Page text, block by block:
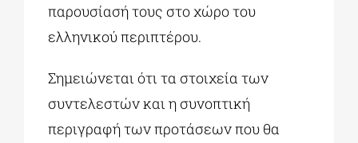
παρουσίασή τους στο χώρο του
ελληνικού περιπτέρου.
Σημειώνεται ότι τα στοιχεία των
συντελεστών και η συνοπτική
περιγραφή των προτάσεων που θα